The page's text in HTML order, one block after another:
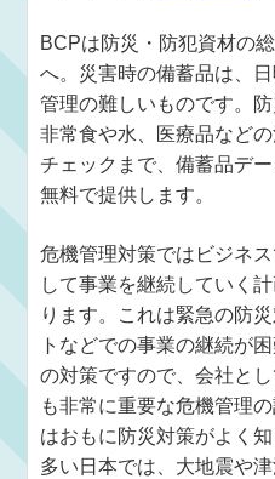
BCPは防災・防犯資材の
へ。災害時の備蓄品は、
管理の難しいものです。
非常食や水、医療品など
チェックまで、備蓄品デ
無料で提供します。
危機管理対策ではビジネ
して事業を継続していく
ります。これは緊急の防
トなどでの事業の継続が
の対策ですので、会社と
も非常に重要な危機管理
はおもに防災対策がよく
多い日本では、大地震や